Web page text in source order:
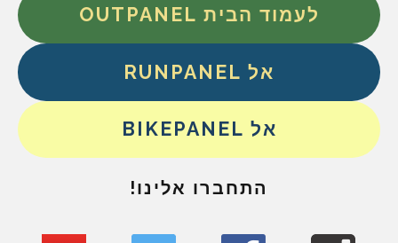
לעמוד הבית OUTPANEL
אל RUNPANEL
אל BIKEPANEL
התחברו אלינו!